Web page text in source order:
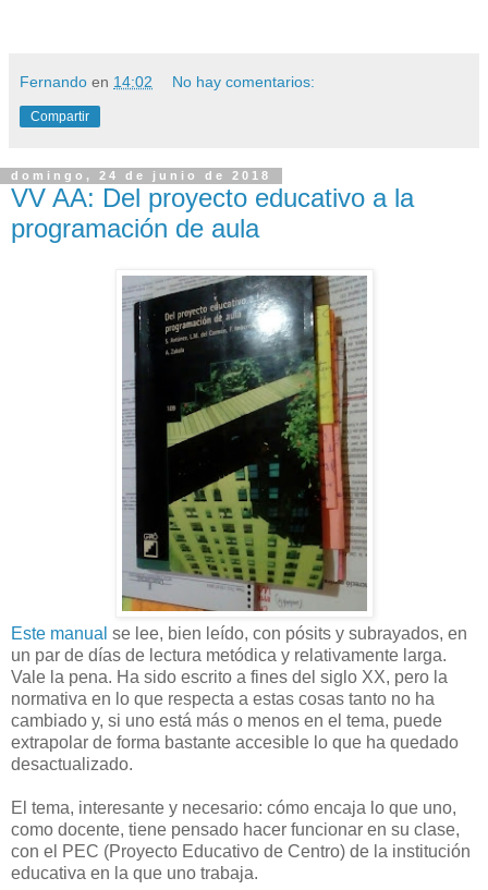
Fernando en 14:02 No hay comentarios:
Compartir
domingo, 24 de junio de 2018
VV AA: Del proyecto educativo a la
programación de aula
Este manual se lee, bien leído, con pósits y subrayados, en
un par de días de lectura metódica y relativamente larga.
Vale la pena. Ha sido escrito a fines del siglo XX, pero la
normativa en lo que respecta a estas cosas tanto no ha
cambiado y, si uno está más o menos en el tema, puede
extrapolar de forma bastante accesible lo que ha quedado
desactualizado.
El tema, interesante y necesario: cómo encaja lo que uno,
como docente, tiene pensado hacer funcionar en su clase,
con el PEC (Proyecto Educativo de Centro) de la institución
educativa en la que uno trabaja.